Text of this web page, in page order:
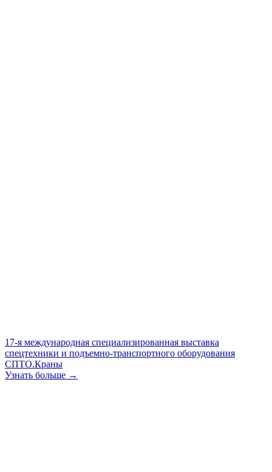
17-я международная специализированная выставка
спецтехники и подъемно-транспортного оборудования
СПТО.Краны
Узнать больше →